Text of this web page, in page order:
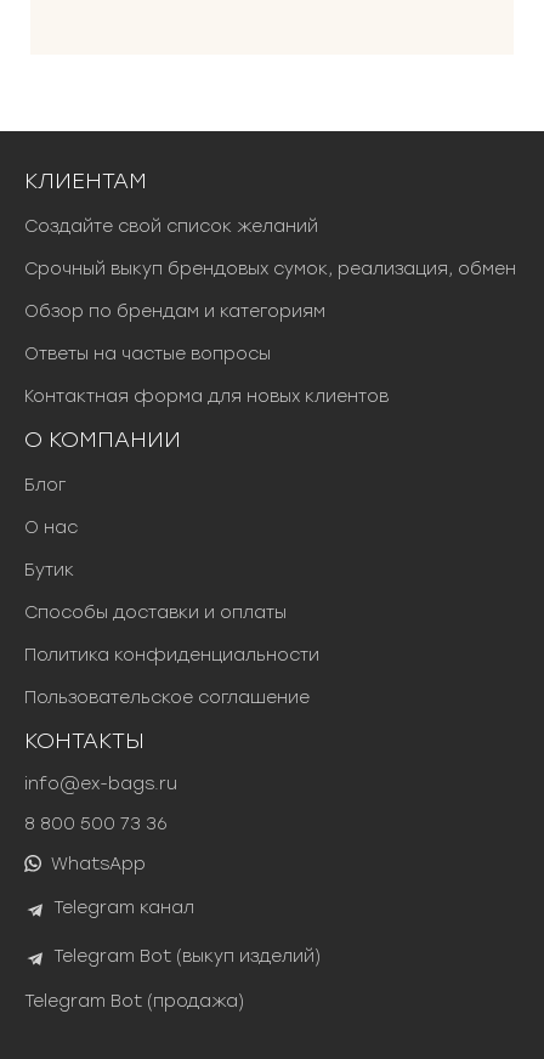
КЛИЕНТАМ
Создайте свой список желаний
Срочный выкуп брендовых сумок, реализация, обмен
Обзор по брендам и категориям
Ответы на частые вопросы
Контактная форма для новых клиентов
О КОМПАНИИ
Блог
О нас
Бутик
Способы доставки и оплаты
Политика конфиденциальности
Пользовательское соглашение
КОНТАКТЫ
info@ex-bags.ru
8 800 500 73 36
WhatsApp
Telegram канал
Telegram Bot (выкуп изделий)
Telegram Bot (продажа)